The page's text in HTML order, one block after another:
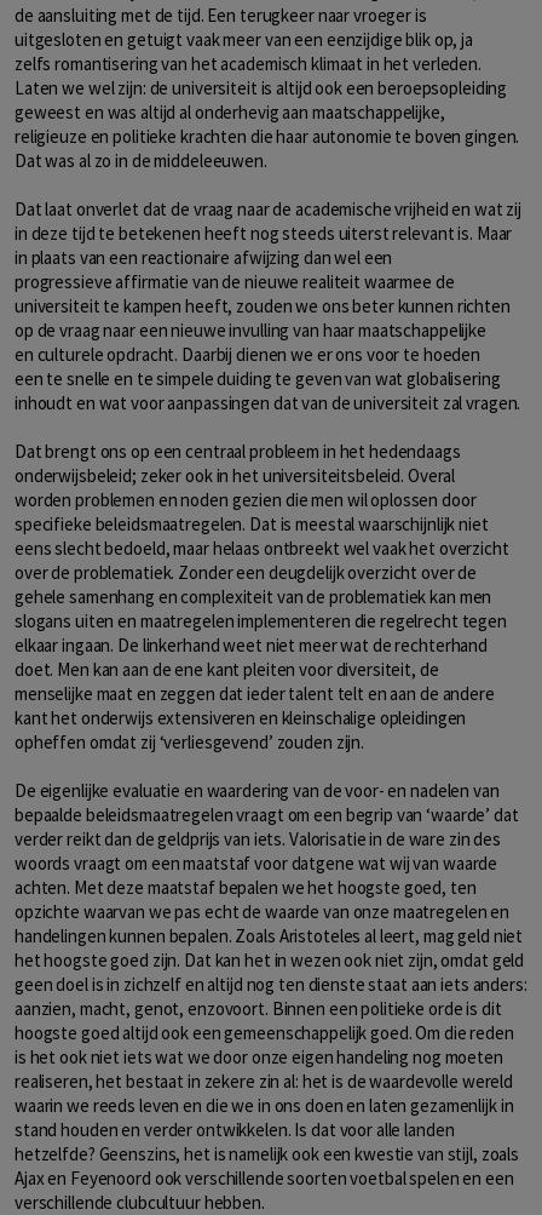
de aansluiting met de tijd. Een terugkeer naar vroeger is
uitgesloten en getuigt vaak meer van een eenzijdige blik op, ja
zelfs romantisering van het academisch klimaat in het verleden.
Laten we wel zijn: de universiteit is altijd ook een beroepsopleiding
geweest en was altijd al onderhevig aan maatschappelijke,
religieuze en politieke krachten die haar autonomie te boven gingen.
Dat was al zo in de middeleeuwen.
Dat laat onverlet dat de vraag naar de academische vrijheid en wat zij
in deze tijd te betekenen heeft nog steeds uiterst relevant is. Maar
in plaats van een reactionaire afwijzing dan wel een
progressieve affirmatie van de nieuwe realiteit waarmee de
universiteit te kampen heeft, zouden we ons beter kunnen richten
op de vraag naar een nieuwe invulling van haar maatschappelijke
en culturele opdracht. Daarbij dienen we er ons voor te hoeden
een te snelle en te simpele duiding te geven van wat globalisering
inhoudt en wat voor aanpassingen dat van de universiteit zal vragen.
Dat brengt ons op een centraal probleem in het hedendaags
onderwijsbeleid; zeker ook in het universiteitsbeleid. Overal
worden problemen en noden gezien die men wil oplossen door
specifieke beleidsmaatregelen. Dat is meestal waarschijnlijk niet
eens slecht bedoeld, maar helaas ontbreekt wel vaak het overzicht
over de problematiek. Zonder een deugdelijk overzicht over de
gehele samenhang en complexiteit van de problematiek kan men
slogans uiten en maatregelen implementeren die regelrecht tegen
elkaar ingaan. De linkerhand weet niet meer wat de rechterhand
doet. Men kan aan de ene kant pleiten voor diversiteit, de
menselijke maat en zeggen dat ieder talent telt en aan de andere
kant het onderwijs extensiveren en kleinschalige opleidingen
opheffen omdat zij ‘verliesgevend’ zouden zijn.
De eigenlijke evaluatie en waardering van de voor- en nadelen van
bepaalde beleidsmaatregelen vraagt om een begrip van ‘waarde’ dat
verder reikt dan de geldprijs van iets. Valorisatie in de ware zin des
woords vraagt om een maatstaf voor datgene wat wij van waarde
achten. Met deze maatstaf bepalen we het hoogste goed, ten
opzichte waarvan we pas echt de waarde van onze maatregelen en
handelingen kunnen bepalen. Zoals Aristoteles al leert, mag geld niet
het hoogste goed zijn. Dat kan het in wezen ook niet zijn, omdat geld
geen doel is in zichzelf en altijd nog ten dienste staat aan iets anders:
aanzien, macht, genot, enzovoort. Binnen een politieke orde is dit
hoogste goed altijd ook een gemeenschappelijk goed. Om die reden
is het ook niet iets wat we door onze eigen handeling nog moeten
realiseren, het bestaat in zekere zin al: het is de waardevolle wereld
waarin we reeds leven en die we in ons doen en laten gezamenlijk in
stand houden en verder ontwikkelen. Is dat voor alle landen
hetzelfde? Geenszins, het is namelijk ook een kwestie van stijl, zoals
Ajax en Feyenoord ook verschillende soorten voetbal spelen en een
verschillende clubcultuur hebben.